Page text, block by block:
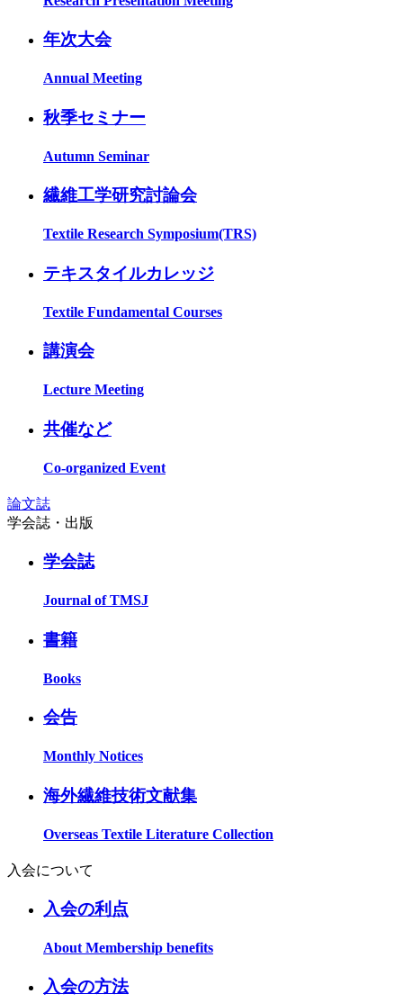
年次大会
Annual Meeting
秋季セミナー
Autumn Seminar
繊維工学研究討論会
Textile Research Symposium(TRS)
テキスタイルカレッジ
Textile Fundamental Courses
講演会
Lecture Meeting
共催など
Co-organized Event
論文誌
学会誌・出版
学会誌
Journal of TMSJ
書籍
Books
会告
Monthly Notices
海外繊維技術文献集
Overseas Textile Literature Collection
入会について
入会の利点
About Membership benefits
入会の方法